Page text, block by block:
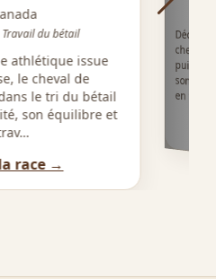
Travail du bétail
athlétique issue
le cheval de
le tri du bétail
son équilibre et
race →
cheval
son
en trot